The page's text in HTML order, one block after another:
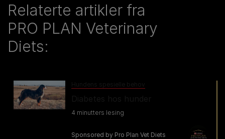
Relaterte artikler fra
PRO PLAN Veterinary
Diets:
4 minutters lesing
Sponsored by Pro Plan Vet Diets